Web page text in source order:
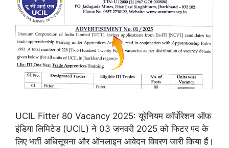
UCIL Fitter 80 Vacancy 2025: यूरेनियम कॉर्पोरेशन ऑफ
इंडिया लिमिटेड (UCIL) ने 03 जनवरी 2025 को फिटर पद के
लिए भर्ती अधिसूचना और ऑनलाइन आवेदन विवरण जारी किया हैं।